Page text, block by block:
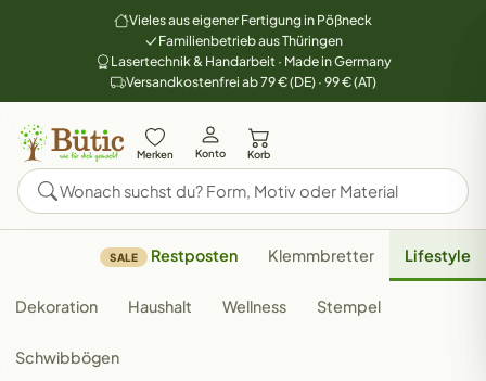
Vieles aus eigener Fertigung in Pößneck
Familienbetrieb aus Thüringen
Lasertechnik & Handarbeit · Made in Germany
Versandkostenfrei ab 79 € (DE) · 99 € (AT)
Merken Konto Korb
SALE Restposten Klemmbretter Lifestyle
Dekoration Haushalt Wellness Stempel
Schwibbögen